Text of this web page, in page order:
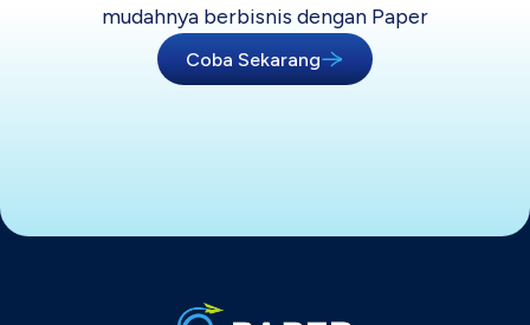
mudahnya berbisnis dengan Paper
Coba Sekarang